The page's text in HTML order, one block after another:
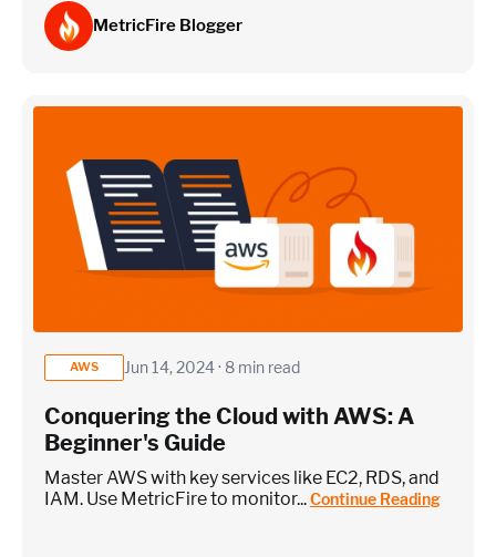
MetricFire Blogger
AWS Jun 14, 2024 · 8 min read
Conquering the Cloud with AWS: A
Beginner's Guide
Master AWS with key services like EC2, RDS, and
IAM. Use MetricFire to monitor...Continue Reading